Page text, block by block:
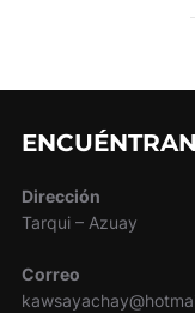
Dirección
Tarqui – Azuay
Correo